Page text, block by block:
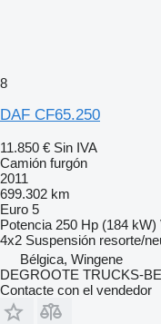
8
DAF CF65.250
11.850 € Sin IVA
Camión furgón
2011
699.302 km
Euro 5
Potencia 250 Hp (184 kW)
4x2 Suspensión resorte/
Bélgica, Wingene
DEGROOTE TRUCKS-
Contacte con el vendedor